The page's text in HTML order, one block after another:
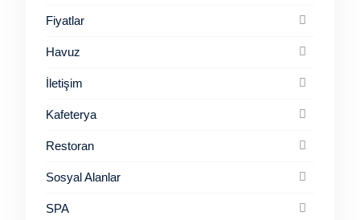
Fiyatlar
Havuz
İletişim
Kafeterya
Restoran
Sosyal Alanlar
SPA